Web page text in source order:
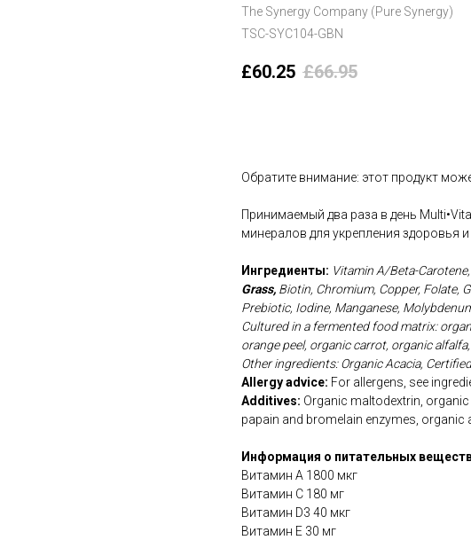
The Synergy Company (Pure Synergy)
TSC-SYC104-GBN
£60.25 £66.95
Обратите внимание: этот продукт
Принимаемый два раза в день
минералов для укрепления здоровья
Ингредиенты: Vitamin A/Beta-
Grass, Biotin, Chromium, Copper, Folate,
Prebiotic, Iodine, Manganese,
Cultured in a fermented food matrix:
orange peel, organic carrot, organic
Other ingredients: Organic Acacia,
Allergy advice: For allergens, see
Additives: Organic maltodextrin,
papain and bromelain enzymes, organic
Информация о питательных
Витамин А 1800 мкг
Витамин С 180 мг
Витамин D3 40 мкг
Витамин Е 30 мг